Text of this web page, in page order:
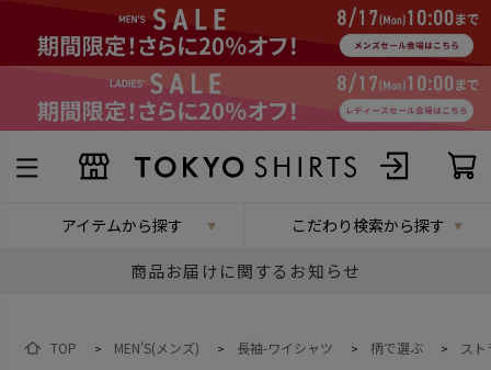
アイテムから探す こだわり検索から探す
商品お届けに関するお知らせ
TOP > MEN'S(メンズ) > 長袖-ワイシャツ > 柄で選ぶ > ス